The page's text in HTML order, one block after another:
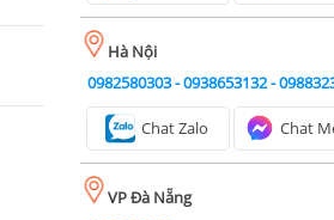
Hà Nội
0982580303-0938653132-
Chat Zalo Chat
VP Đà Nẵng